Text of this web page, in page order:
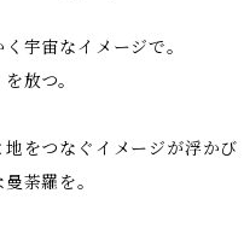
宇宙なイメージで。
放つ。
をつなぐイメージが浮かび
荼羅を。